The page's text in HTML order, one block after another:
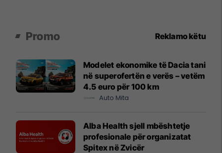
Promo Reklamo këtu
Modelet ekonomike të Dacia tani
në superofertën e verës – vetëm
4.5 euro për 100 km
Auto Mita
Alba Health sjell mbështetje
profesionale për organizatat
Spitex në Zvicër